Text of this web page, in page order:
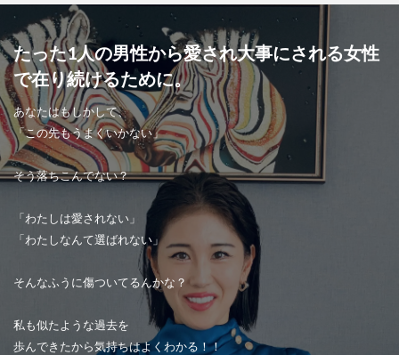
たった1人の男性から愛され大事にされる女性
で在り続けるために。
あなたはもしかして、
「この先もうまくいかない」
そう落ちこんでない？
「わたしは愛されない」
「わたしなんて選ばれない」
そんなふうに傷ついてるんかな？
私も似たような過去を
歩んできたから気持ちはよくわかる！！